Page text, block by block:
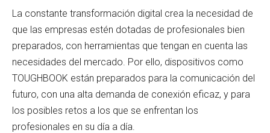
La constante transformación digital crea la necesidad de
que las empresas estén dotadas de profesionales bien
preparados, con herramientas que tengan en cuenta las
necesidades del mercado. Por ello, dispositivos como
TOUGHBOOK están preparados para la comunicación del
futuro, con una alta demanda de conexión eficaz, y para
los posibles retos a los que se enfrentan los
profesionales en su día a día.